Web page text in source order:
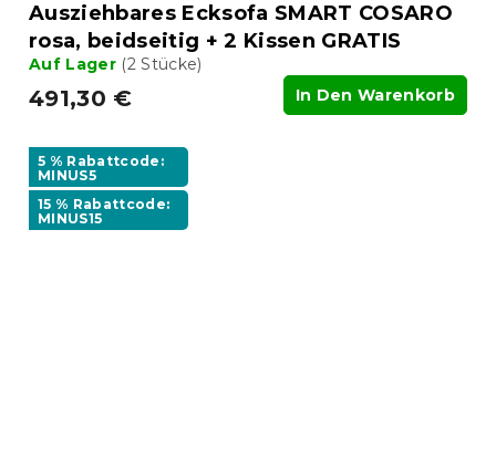
Ausziehbares Ecksofa SMART COSARO
rosa, beidseitig + 2 Kissen GRATIS
Auf Lager (2 Stücke)
491,30 € In Den Warenkorb
5 % Rabattcode:
MINUS5
15 % Rabattcode:
MINUS15